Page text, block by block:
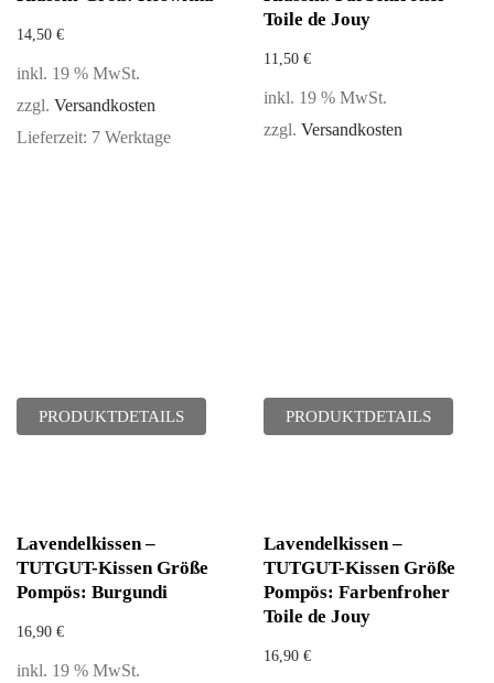
14,50 €
inkl. 19 % MwSt.
zzgl. Versandkosten
Lieferzeit: 7 Werktage
PRODUKTDETAILS
Toile de Jouy
11,50 €
inkl. 19 % MwSt.
zzgl. Versandkosten
PRODUKTDETAILS
Lavendelkissen –
TUTGUT-Kissen Größe
Pompös: Burgundi
16,90 €
inkl. 19 % MwSt.
Lavendelkissen –
TUTGUT-Kissen Größe
Pompös: Farbenfroher
Toile de Jouy
16,90 €